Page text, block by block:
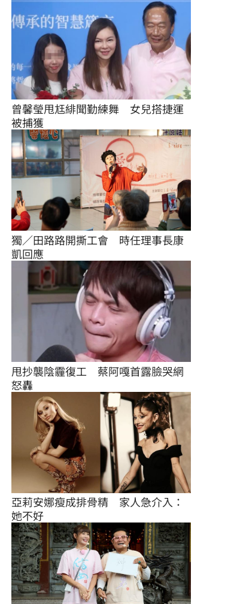
曾馨瑩甩尪緋聞勤練舞　女兒搭捷運
被捕獲
獨／田路路開撕工會　時任理事長康
凱回應
甩抄襲陰霾復工　蔡阿嘎首露臉哭網
怒轟
亞莉安娜瘦成排骨精　家人急介入：
她不好